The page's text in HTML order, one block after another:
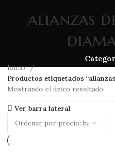
alianzas
Inicio
Productos etiquetados
Mostrando el único resultado
Ver barra lateral